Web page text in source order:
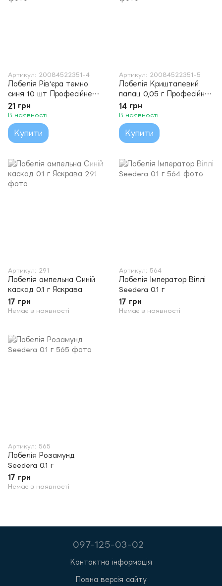
Артикул: 20084522351-4
Лобелія Рів'єра темно
синя 10 шт Професійне
насіння
21 грн
В наявності
Купити
Артикул: 20084522351-5
Лобелія Кришталевий
палац 0,05 г Професійне
насіння
14 грн
В наявності
Купити
Артикул: 291
Лобелія ампельна Синій
каскад 0.1 г Яскрава
17 грн
Немає в наявності
Артикул: 564
Лобелія Імператор Віллі
Seedera 0.1 г
17 грн
Немає в наявності
Артикул: 565
Лобелія Розамунд
Seedera 0.1 г
17 грн
Немає в наявності
097-125-03-02
Контактна інформація
Повна версія сайту